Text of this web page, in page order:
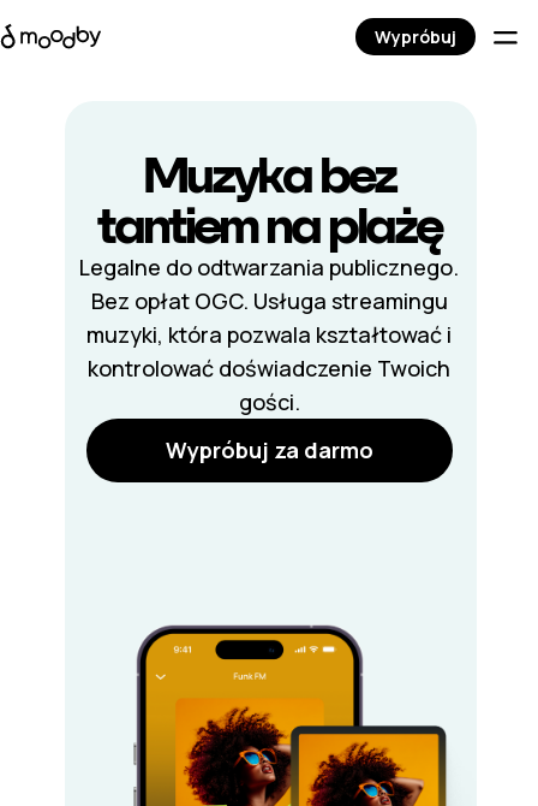
Muzyka bez
tantiemna plażę
Legalne do odtwarzania publicznego.
Bez opłat OGC. Usługa streamingu
muzyki, która pozwala kształtować i
kontrolować doświadczenie Twoich
gości.
Wypróbuj za darmo
Wypróbuj